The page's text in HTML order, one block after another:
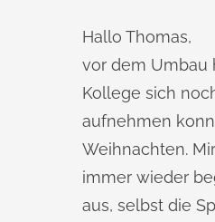
Hallo Thomas,
vor dem Umbau
Kollege sich
aufnehmen
Weihnachten.
immer wieder
aus, selbst die